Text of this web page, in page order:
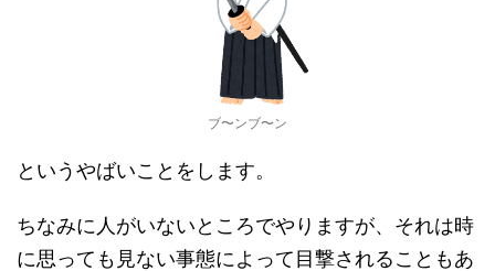
ブ〜ンブ〜ン
というやばいことをします。
ちなみに人がいないところでやりますが、それは時
に思っても見ない事態によって目撃されることもあ